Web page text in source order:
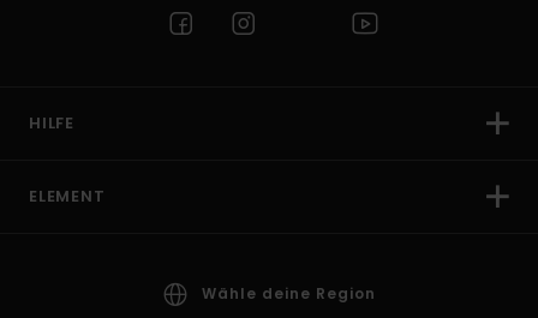
HILFE
ELEMENT
Wähle deine Region